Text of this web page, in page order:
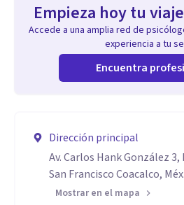
Empieza hoy tu
Accede a una amplia red de
experiencia a tu
Encuentra
Dirección principal
Av. Carlos Hank González 3,
San Francisco Coacalco, Méx.
Mostrar en el mapa